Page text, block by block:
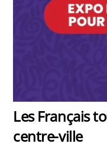
Les Français
centre-ville